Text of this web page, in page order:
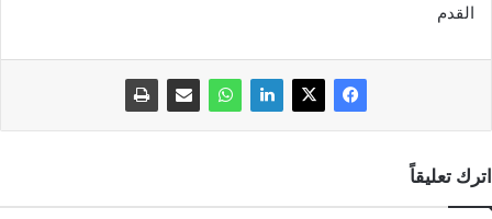
القدم
اترك تعليقاً